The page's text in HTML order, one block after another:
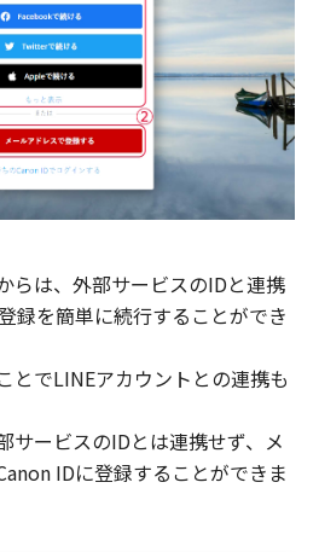
は、外部サービスのIDと連携
録を簡単に続行することができ
とでLINEアカウントとの連携も
ービスのIDとは連携せず、メ
IDに登録することができま